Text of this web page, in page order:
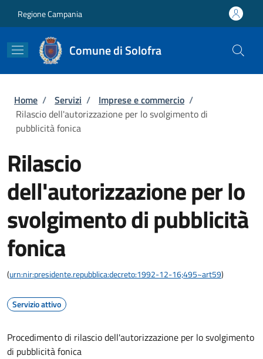
Regione Campania
Comune di Solofra
Briciole di pane
Home / Servizi / Imprese e commercio /
Rilascio dell'autorizzazione per lo svolgimento di
pubblicità fonica
Rilascio
dell'autorizzazione per lo
svolgimento di pubblicità
fonica
(urn:nir:presidente.repubblica:decreto:1992-12-16;495~art59)
Servizio attivo
Procedimento di rilascio dell'autorizzazione per lo svolgimento
di pubblicità fonica